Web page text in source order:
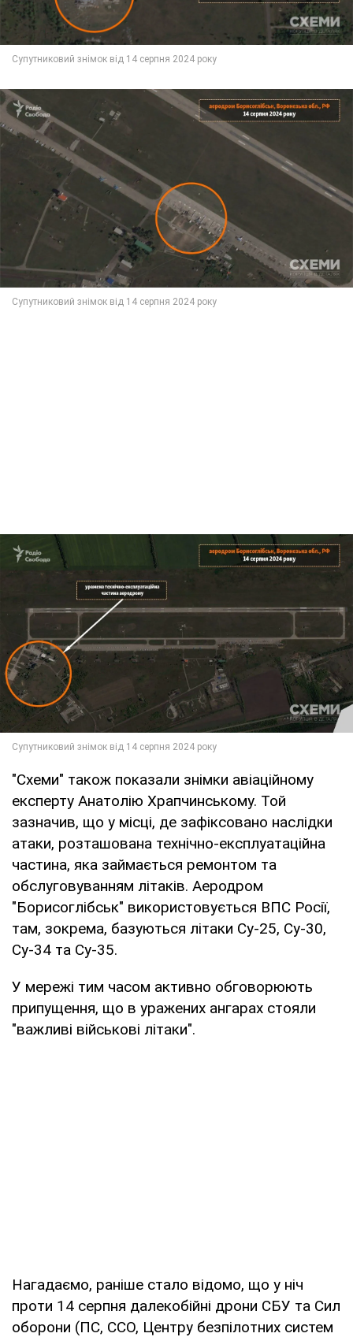
"Схеми" також показали знімки авіаційному
експерту Анатолію Храпчинському. Той
зазначив, що у місці, де зафіксовано наслідки
атаки, розташована технічно-експлуатаційна
частина, яка займається ремонтом та
обслуговуванням літаків. Аеродром
"Борисоглібськ" використовується ВПС Росії,
там, зокрема, базуються літаки Су-25, Су-30,
Су-34 та Су-35.
У мережі тим часом активно обговорюють
припущення, що в уражених ангарах стояли
"важливі військові літаки".
Нагадаємо, раніше стало відомо, що у ніч
проти 14 серпня далекобійні дрони СБУ та Сил
оборони (ПС, ССО, Центру безпілотних систем